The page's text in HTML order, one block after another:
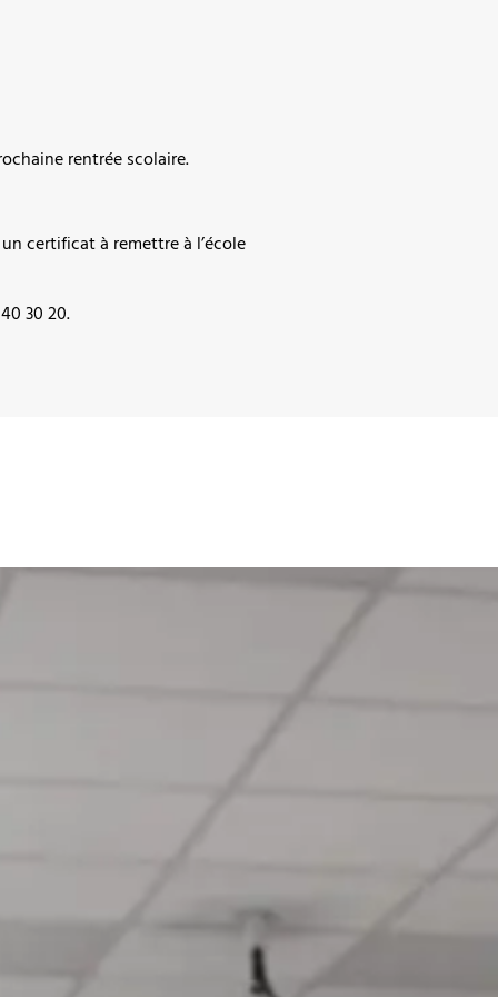
rentrée scolaire.
certificat à remettre à l’école
30 20.